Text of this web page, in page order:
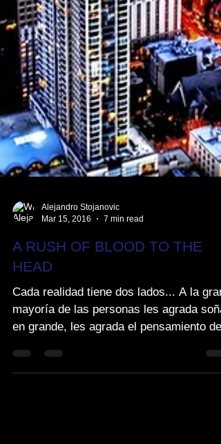
Alejandro Stojanovic
Mar 15, 2016
A RUSH OF BLOOD TO THE
HEAD
Cada realidad tiene dos lados... A la gran